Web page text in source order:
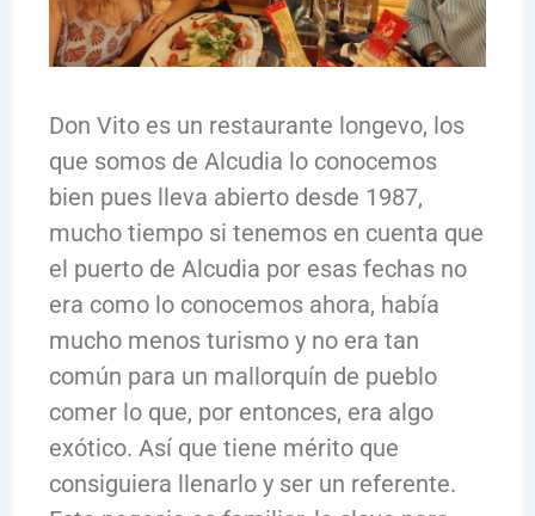
Don Vito es un restaurante longevo, los
que somos de Alcudia lo conocemos
bien pues lleva abierto desde 1987,
mucho tiempo si tenemos en cuenta que
el puerto de Alcudia por esas fechas no
era como lo conocemos ahora, había
mucho menos turismo y no era tan
común para un mallorquín de pueblo
comer lo que, por entonces, era algo
exótico. Así que tiene mérito que
consiguiera llenarlo y ser un referente.